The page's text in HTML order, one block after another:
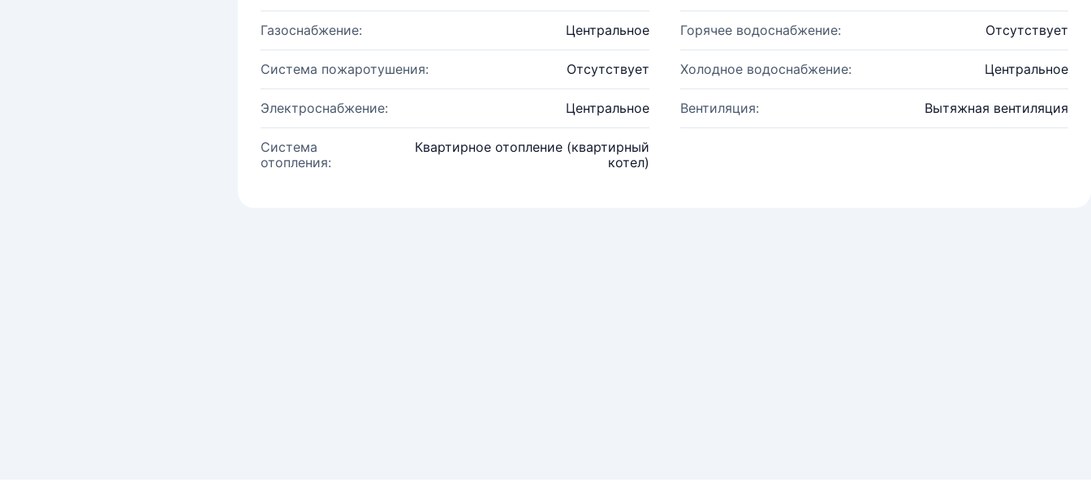
Газоснабжение: Центральное Горячее водоснабжение: Отсутствует
Система пожаротушения: Отсутствует Холодное водоснабжение: Центральное
Электроснабжение: Центральное Вентиляция: Вытяжная вентиляция
Система
отопления:
Квартирное отопление (квартирный
котел)